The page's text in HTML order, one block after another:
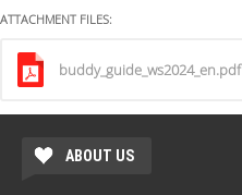
ATTACHMENT FILES:
buddy_guide_ws2024_en.pdf
ABOUT US